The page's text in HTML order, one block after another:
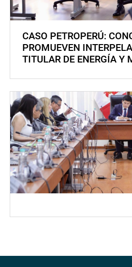
CASO PETROPERÚ:
PROMUEVEN
TITULAR DE ENERGÍA Y